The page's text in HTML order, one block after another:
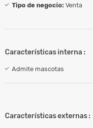
Tipo de negocio: Venta
Características interna :
Admite mascotas
Características externas :